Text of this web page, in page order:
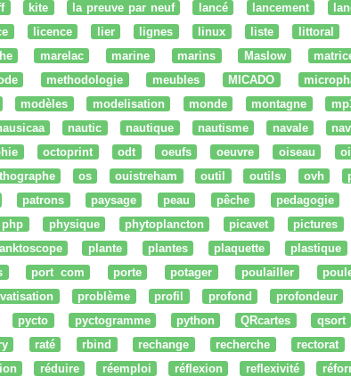
kite la preuve par neuf lancé lancement
licence lier lignes linux liste littoral
marelac marine marins Maslow
methodologie meubles MICADO
modèles modelisation monde montagne
nautic nautique nautisme navale
octoprint odt oeufs oeuvre oiseau
os ouistreham outil outils ovh
patrons paysage peau pêche pedagogie
php physique phytoplancton picavet pictures
plante plantes plaquette plastique
port com porte potager poulailler
problème profil profond profondeur
pycto pyctogramme python QRcartes qsort
raté rbind rechange recherche rectorat
réduire réemploi réflexion reflexivité